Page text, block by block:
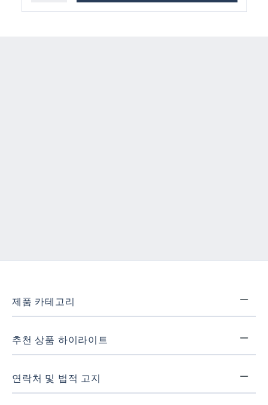
제품 카테고리
추천 상품 하이라이트
연락처 및 법적 고지